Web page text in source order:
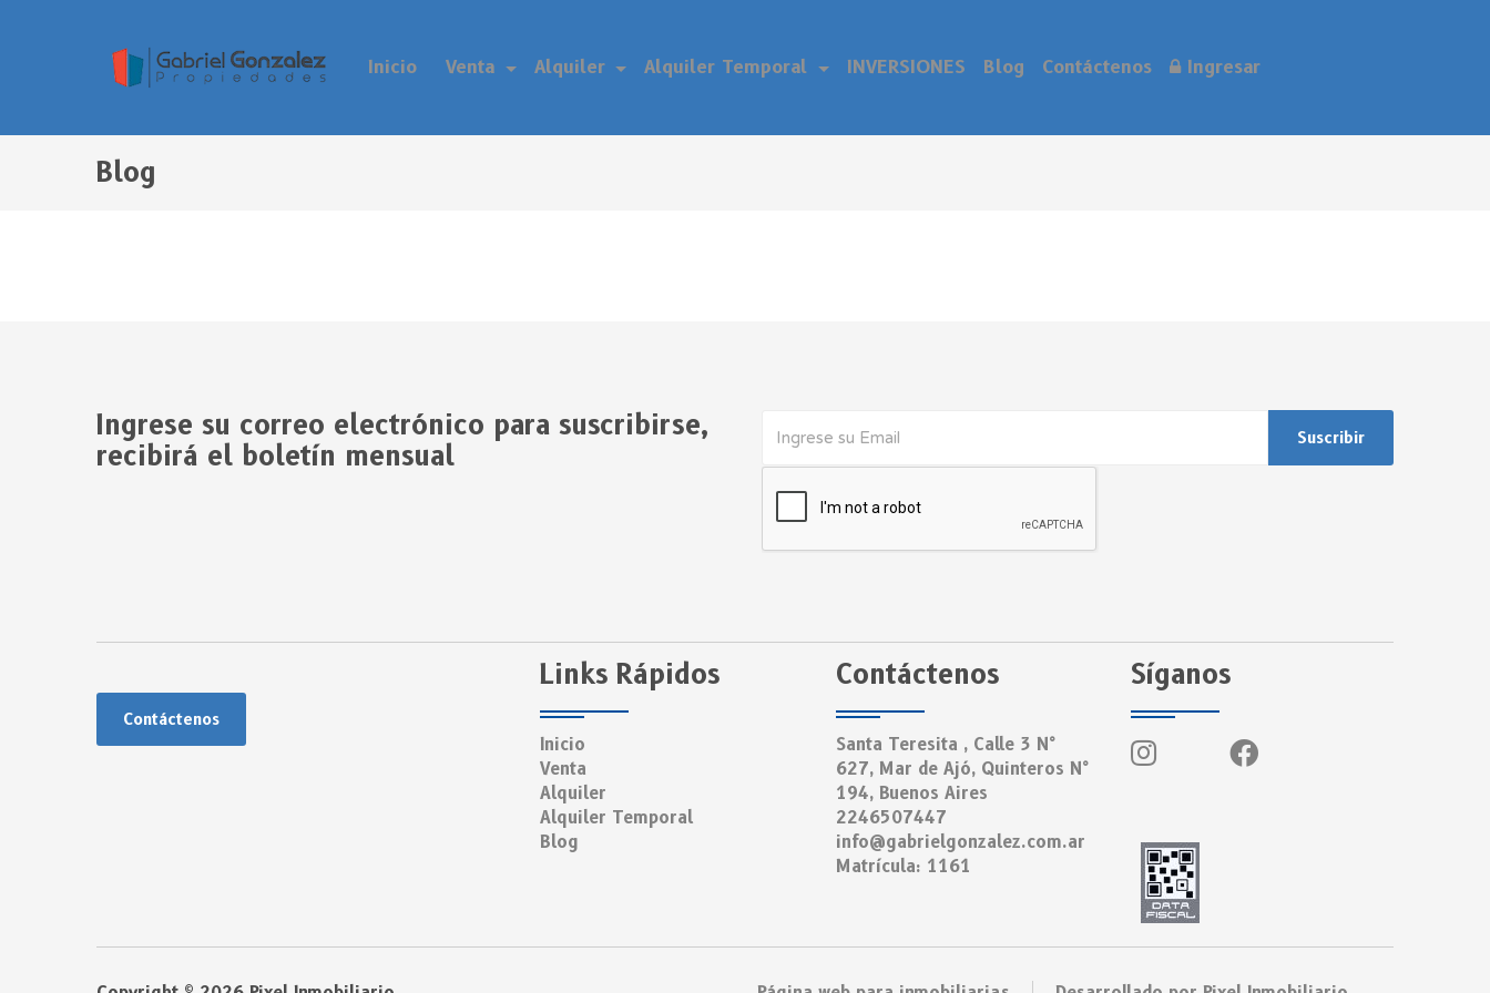
Inicio Venta Alquiler Alquiler Temporal INVERSIONES Blog Contáctenos Ingresar
Blog
Ingrese su correo electrónico para suscribirse,
recibirá el boletín mensual
Suscribir
Contáctenos
Links Rápidos
Inicio
Venta
Alquiler
Alquiler Temporal
Blog
Contáctenos
Santa Teresita , Calle 3 N°
627, Mar de Ajó, Quinteros N°
194, Buenos Aires
2246507447
info@gabrielgonzalez.com.ar
Matrícula: 1161
Síganos